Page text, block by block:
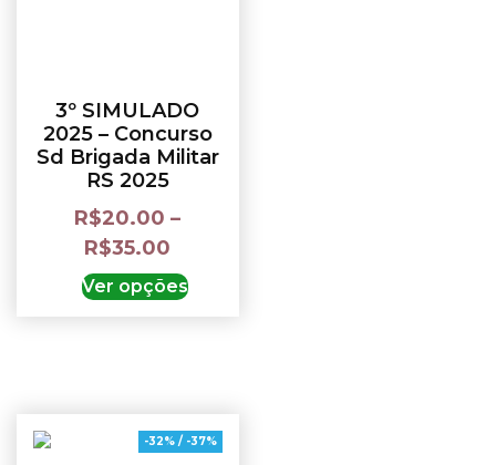
3º SIMULADO
2025 – Concurso
Sd Brigada Militar
RS 2025
R$20.00 –
R$35.00
Ver opções
-32% / -37%